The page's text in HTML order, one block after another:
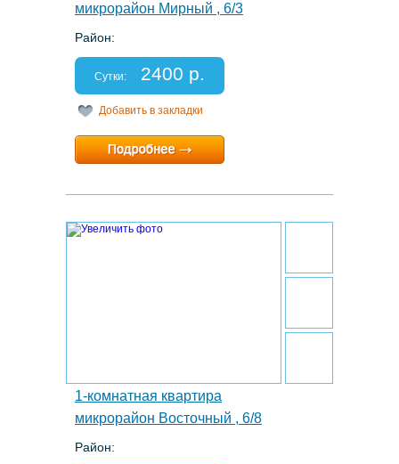
микрорайон Мирный , 6/3
Район:
Спальных мест: 2+1
Отчетные документы: есть
Сутки: 2400 р.
Добавить в закладки
Минимальный срок:1 суток
Расчетный час:12:00
1-комнатная квартира
микрорайон Восточный , 6/8
Район: